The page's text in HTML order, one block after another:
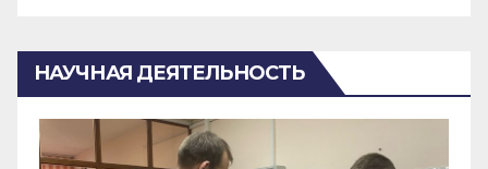
НАУЧНАЯ ДЕЯТЕЛЬНОСТЬ